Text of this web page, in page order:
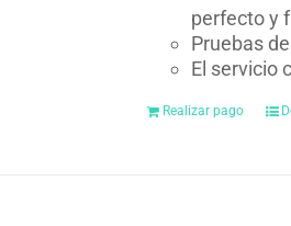
perfecto y
Pruebas
El servicio
Realizar pago